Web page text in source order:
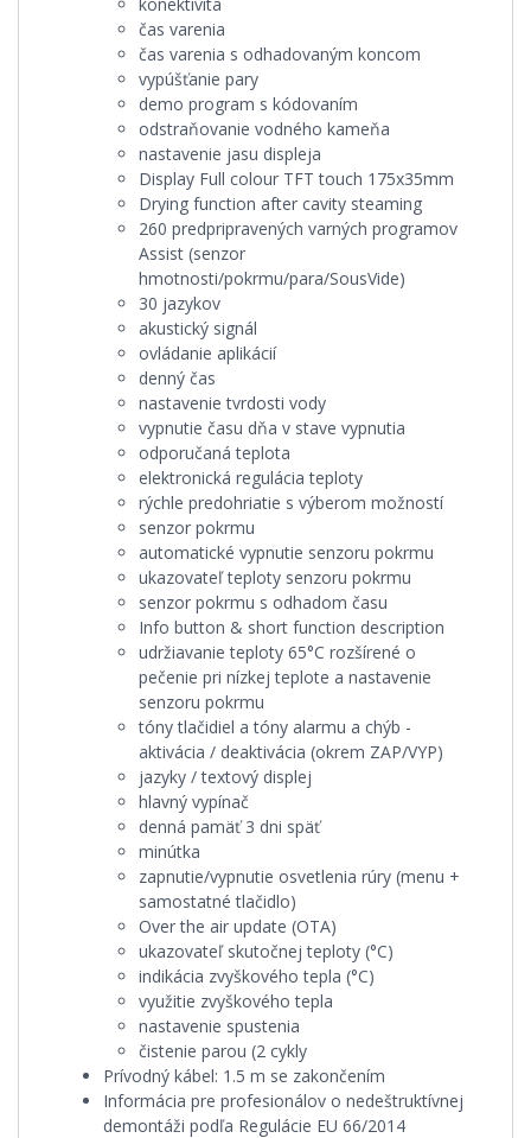
čas varenia
čas varenia s odhadovaným koncom
vypúšťanie pary
demo program s kódovaním
odstraňovanie vodného kameňa
nastavenie jasu displeja
Display Full colour TFT touch 175x35mm
Drying function after cavity steaming
260 predpripravených varných programov
Assist (senzor
hmotnosti/pokrmu/para/SousVide)
30 jazykov
akustický signál
ovládanie aplikácií
denný čas
nastavenie tvrdosti vody
vypnutie času dňa v stave vypnutia
odporučaná teplota
elektronická regulácia teploty
rýchle predohriatie s výberom možností
senzor pokrmu
automatické vypnutie senzoru pokrmu
ukazovateľ teploty senzoru pokrmu
senzor pokrmu s odhadom času
Info button & short function description
udržiavanie teploty 65°C rozšírené o
pečenie pri nízkej teplote a nastavenie
senzoru pokrmu
tóny tlačidiel a tóny alarmu a chýb -
aktivácia / deaktivácia (okrem ZAP/VYP)
jazyky / textový displej
hlavný vypínač
denná pamäť 3 dni späť
minútka
zapnutie/vypnutie osvetlenia rúry (menu +
samostatné tlačidlo)
Over the air update (OTA)
ukazovateľ skutočnej teploty (°C)
indikácia zvyškového tepla (°C)
využitie zvyškového tepla
nastavenie spustenia
čistenie parou (2 cykly
Prívodný kábel: 1.5 m se zakončením
Informácia pre profesionálov o nedeštruktívnej
demontáži podľa Regulácie EU 66/2014